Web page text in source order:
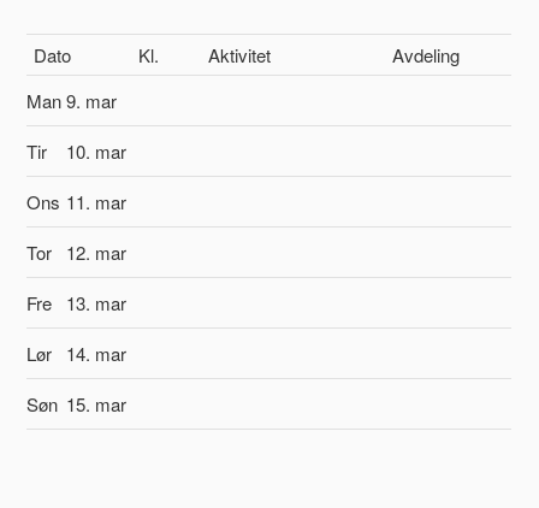
Dato Kl. Aktivitet
Avdeling
Man9. mar
Tir
10. mar
Ons 11. mar
Tor
12. mar
Fre
13. mar
Lør
14. mar
Søn 15. mar